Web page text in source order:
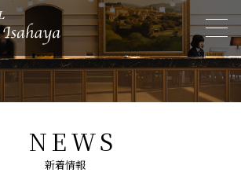
NEWS
新着情報